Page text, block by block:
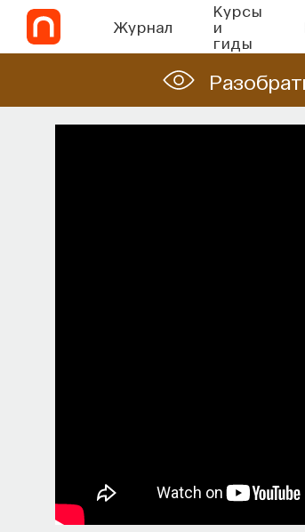
Журнал
Курсы
и
гиды